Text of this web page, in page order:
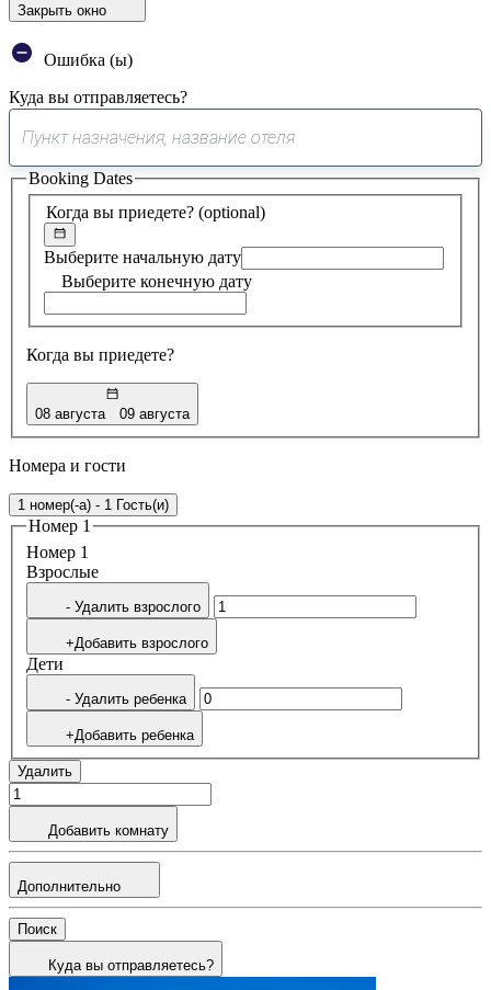
Закрыть окно
Ошибка (ы)
Куда вы отправляетесь?
0
предложение
найдено
Когда вы приедете? (optional)
Выберите начальную дату
Выберите конечную дату
Когда вы приедете?
08 августа 09 августа
Booking Dates
Номера и гости
1 номер(-а) - 1 Гость(и)
Номер 1
Номер 1
Bзрослые
- Удалить взрослого
+Добавить взрослого
Дети
- Удалить ребенка
+Добавить ребенка
Удалить
Добавить комнату
Дополнительно
Поиск
Куда вы отправляетесь?